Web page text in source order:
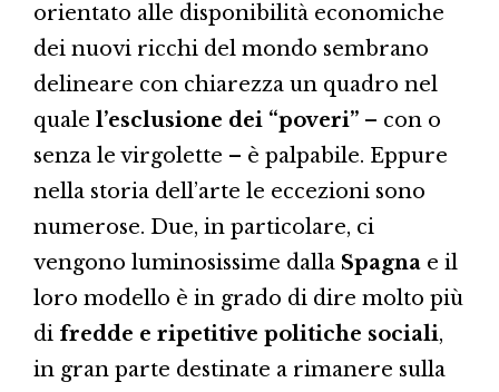
orientato alle disponibilità economiche
dei nuovi ricchi del mondo sembrano
delineare con chiarezza un quadro nel
quale l’esclusione dei “poveri” – con o
senza le virgolette – è palpabile. Eppure
nella storia dell’arte le eccezioni sono
numerose. Due, in particolare, ci
vengono luminosissime dalla Spagna e il
loro modello è in grado di dire molto più
di fredde e ripetitive politiche sociali,
in gran parte destinate a rimanere sulla